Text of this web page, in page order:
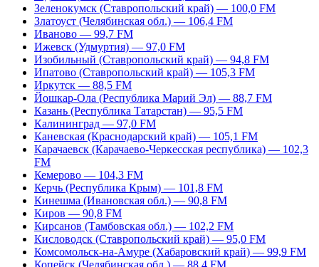
Зеленокумск (Ставропольский край) — 100,0 FM
Златоуст (Челябинская обл.) — 106,4 FM
Иваново — 99,7 FM
Ижевск (Удмуртия) — 97,0 FM
Изобильный (Ставропольский край) — 94,8 FM
Ипатово (Ставропольский край) — 105,3 FM
Иркутск — 88,5 FM
Йошкар-Ола (Республика Марий Эл) — 88,7 FM
Казань (Республика Татарстан) — 95,5 FM
Калининград — 97,0 FM
Каневская (Краснодарский край) — 105,1 FM
Карачаевск (Карачаево-Черкесская республика) — 102,3
FM
Кемерово — 104,3 FM
Керчь (Республика Крым) — 101,8 FM
Кинешма (Ивановская обл.) — 90,8 FM
Киров — 90,8 FM
Кирсанов (Тамбовская обл.) — 102,2 FM
Кисловодск (Ставропольский край) — 95,0 FM
Комсомольск-на-Амуре (Хабаровский край) — 99,9 FM
Копейск (Челябинская обл.) — 88,4 FM